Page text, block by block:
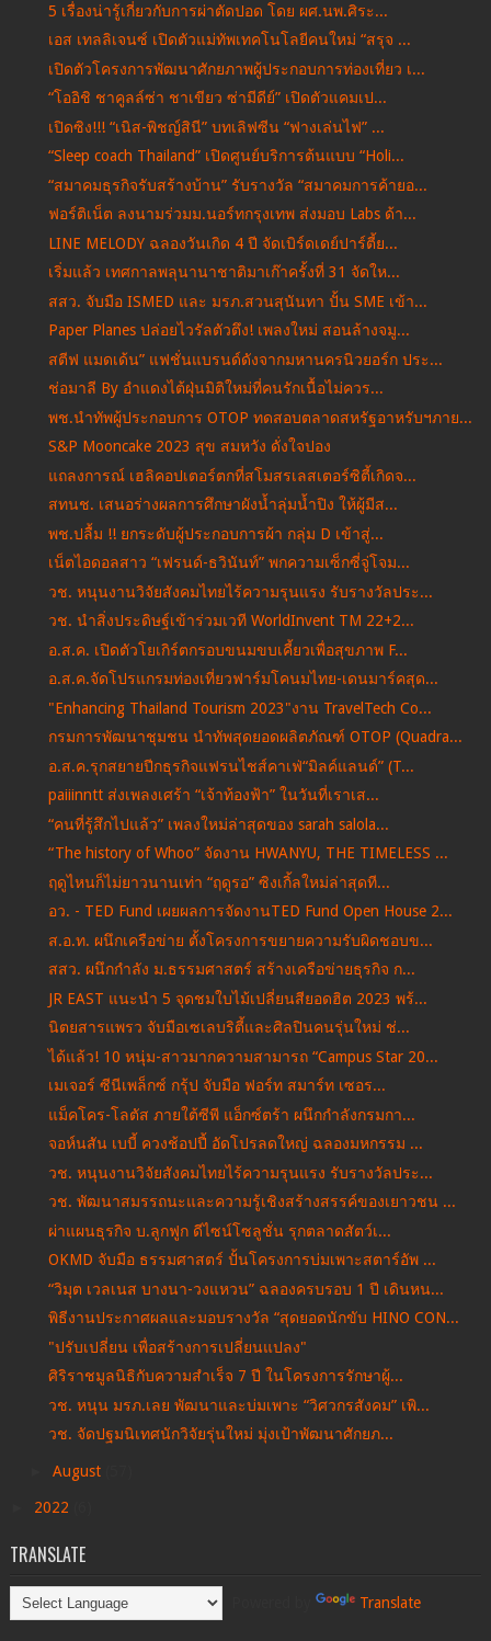
5 เรื่องน่ารู้เกี่ยวกับการผ่าตัดปอด โดย ผศ.นพ.ศิระ...
เอส เทลลิเจนซ์ เปิดตัวแม่ทัพเทคโนโลยีคนใหม่ “สรุจ ...
เปิดตัวโครงการพัฒนาศักยภาพผู้ประกอบการท่องเที่ยว เ...
“โออิชิ ชาคูลล์ซ่า ชาเขียว ซ่ามีดีย์” เปิดตัวแคมเป...
เปิดซิง!!! “เนิส-พิชญ์สินี” บทเลิฟซีน “ฟางเล่นไฟ” ...
“Sleep coach Thailand” เปิดศูนย์บริการต้นแบบ “Holi...
“สมาคมธุรกิจรับสร้างบ้าน” รับรางวัล “สมาคมการค้ายอ...
ฟอร์ติเน็ต ลงนามร่วมม.นอร์ทกรุงเทพ ส่งมอบ Labs ด้า...
LINE MELODY ฉลองวันเกิด 4 ปี จัดเบิร์ดเดย์ปาร์ตี้ย...
เริ่มแล้ว เทศกาลพลุนานาชาติมาเก๊าครั้งที่ 31 จัดให...
สสว. จับมือ ISMED และ มรภ.สวนสุนันทา ปั้น SME เข้า...
Paper Planes ปล่อยไวรัลตัวตึง! เพลงใหม่ สอนล้างจมู...
สตีฟ แมดเด้น” แฟชั่นแบรนด์ดังจากมหานครนิวยอร์ก ประ...
ช่อมาลี By อำแดงไต้ฝุ่นมิติใหม่ที่คนรักเนื้อไม่ควร...
พช.นำทัพผู้ประกอบการ OTOP ทดสอบตลาดสหรัฐอาหรับฯภาย...
S&P Mooncake 2023 สุข สมหวัง ดั่งใจปอง
แถลงการณ์ เฮลิคอปเตอร์ตกที่สโมสรเลสเตอร์ซิตี้เกิดจ...
สทนช. เสนอร่างผลการศึกษาผังน้ำลุ่มน้ำปิง ให้ผู้มีส...
พช.ปลื้ม !! ยกระดับผู้ประกอบการผ้า กลุ่ม D เข้าสู่...
เน็ตไอดอลสาว “เฟรนด์-ธวินันท์” พกความเซ็กซี่จู่โจม...
วช. หนุนงานวิจัยสังคมไทยไร้ความรุนแรง รับรางวัลประ...
วช. นำสิ่งประดิษฐ์เข้าร่วมเวที WorldInvent TM 22+2...
อ.ส.ค. เปิดตัวโยเกิร์ตกรอบขนมขบเคี้ยวเพื่อสุขภาพ F...
อ.ส.ค.จัดโปรแกรมท่องเที่ยวฟาร์มโคนมไทย-เดนมาร์คสุด...
"Enhancing Thailand Tourism 2023"งาน TravelTech Co...
กรมการพัฒนาชุมชน นำทัพสุดยอดผลิตภัณฑ์ OTOP (Quadra...
อ.ส.ค.รุกสยายปีกธุรกิจแฟรนไชส์คาเฟ่“มิลค์แลนด์” (T...
paiiinntt ส่งเพลงเศร้า “เจ้าท้องฟ้า” ในวันที่เราเส...
“คนที่รู้สึกไปแล้ว” เพลงใหม่ล่าสุดของ sarah salola...
“The history of Whoo” จัดงาน HWANYU, THE TIMELESS ...
ฤดูไหนก็ไม่ยาวนานเท่า “ฤดูรอ” ซิงเกิ้ลใหม่ล่าสุดที...
อว. - TED Fund เผยผลการจัดงานTED Fund Open House 2...
ส.อ.ท. ผนึกเครือข่าย ตั้งโครงการขยายความรับผิดชอบข...
สสว. ผนึกกำลัง ม.ธรรมศาสตร์ สร้างเครือข่ายธุรกิจ ก...
JR EAST แนะนำ 5 จุดชมใบไม้เปลี่ยนสียอดฮิต 2023 พร้...
นิตยสารแพรว จับมือเซเลบริตี้และศิลปินคนรุ่นใหม่ ช่...
ได้แล้ว! 10 หนุ่ม-สาวมากความสามารถ “Campus Star 20...
เมเจอร์ ซีนีเพล็กซ์ กรุ้ป จับมือ ฟอร์ท สมาร์ท เซอร...
แม็คโคร-โลตัส ภายใต้ซีพี แอ็กซ์ตร้า ผนึกกำลังกรมกา...
จอห์นสัน เบบี้ ควงช้อปปี้ อัดโปรลดใหญ่ ฉลองมหกรรม ...
วช. หนุนงานวิจัยสังคมไทยไร้ความรุนแรง รับรางวัลประ...
วช. พัฒนาสมรรถนะและความรู้เชิงสร้างสรรค์ของเยาวชน ...
ผ่าแผนธุรกิจ บ.ลูกฟูก ดีไซน์โซลูชั่น รุกตลาดสัตว์เ...
OKMD จับมือ ธรรมศาสตร์ ปั้นโครงการบ่มเพาะสตาร์อัพ ...
“วิมุต เวลเนส บางนา-วงแหวน” ฉลองครบรอบ 1 ปี เดินหน...
พิธีงานประกาศผลและมอบรางวัล “สุดยอดนักขับ HINO CON...
"ปรับเปลี่ยน เพื่อสร้างการเปลี่ยนแปลง"
ศิริราชมูลนิธิกับความสำเร็จ 7 ปี ในโครงการรักษาผู้...
วช. หนุน มรภ.เลย พัฒนาและบ่มเพาะ “วิศวกรสังคม” เพิ...
วช. จัดปฐมนิเทศนักวิจัยรุ่นใหม่ มุ่งเป้าพัฒนาศักยภ...
August
2022
TRANSLATE
Translate